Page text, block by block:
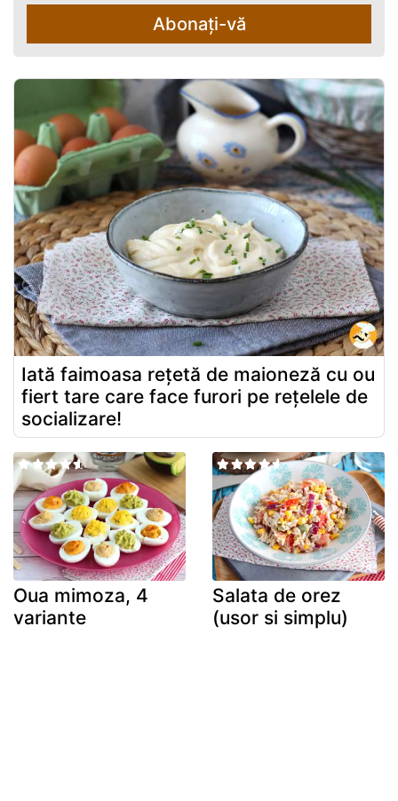
Abonați-vă
Iată faimoasa rețetă de maioneză cu ou
fiert tare care face furori pe rețelele de
socializare!
Oua mimoza, 4
variante
Salata de orez
(usor si simplu)